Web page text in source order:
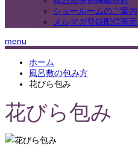
ショールームのご案内
メルマガ登録配信画面
menu
ホーム
風呂敷の包み方
花びら包み
花びら包み